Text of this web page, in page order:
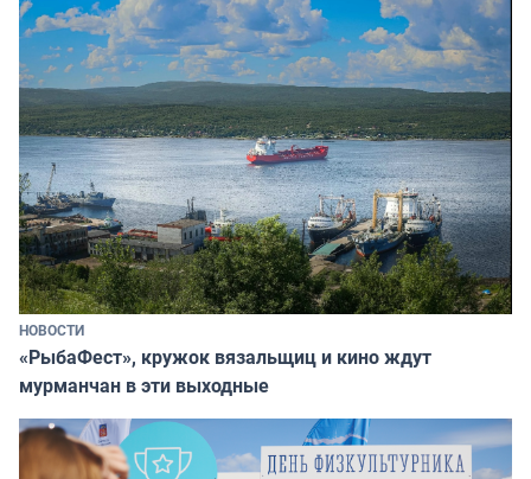
НОВОСТИ
«РыбаФест», кружок вязальщиц и кино ждут
мурманчан в эти выходные